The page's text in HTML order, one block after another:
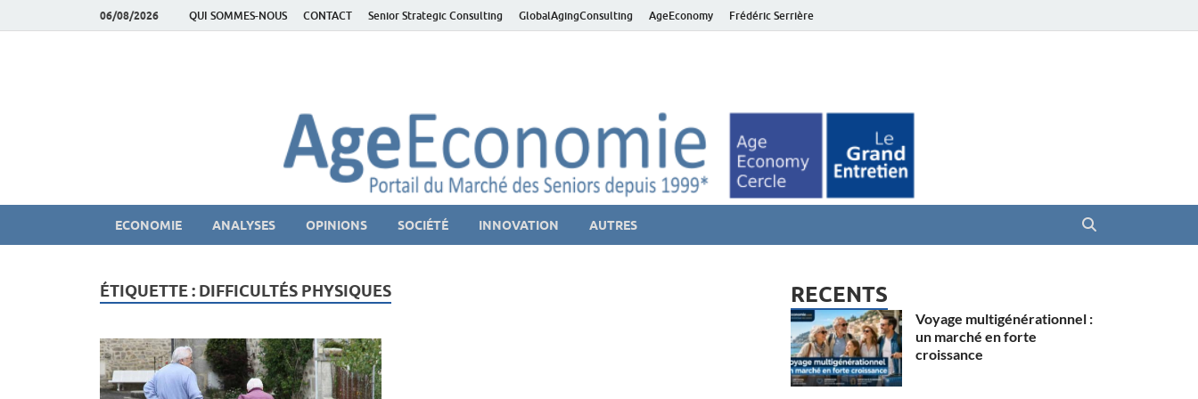
06/08/2026 QUI SOMMES-NOUS CONTACT Senior Strategic Consulting GlobalAgingConsulting AgeEconomy Frédéric Serrière
ECONOMIE ANALYSES OPINIONS SOCIÉTÉ INNOVATION AUTRES
ÉTIQUETTE : DIFFICULTÉS PHYSIQUES RECENTS
Voyage multigénérationnel :
un marché en forte
croissance